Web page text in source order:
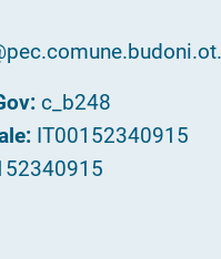
c_b248
IT00152340915